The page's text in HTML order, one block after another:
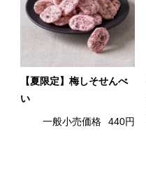
【夏限定】梅しそせんべ
い
一般小売価格 440円